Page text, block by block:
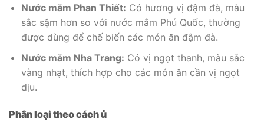
Nước mắm Phan Thiết: Có hương vị đậm đà, màu
sắc sậm hơn so với nước mắm Phú Quốc, thường
được dùng để chế biến các món ăn đậm đà.
Nước mắm Nha Trang: Có vị ngọt thanh, màu sắc
vàng nhạt, thích hợp cho các món ăn cần vị ngọt
dịu.
Phân loại theo cách ủ